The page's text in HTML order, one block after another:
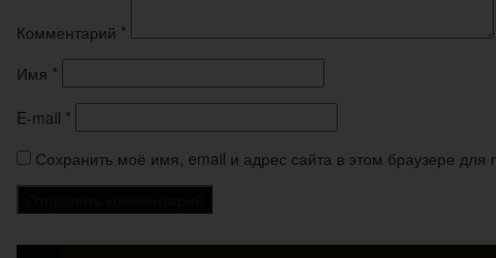
Комментарий *
Имя *
E-mail *
Сохранить моё имя, email и адрес сайта в этом браузере